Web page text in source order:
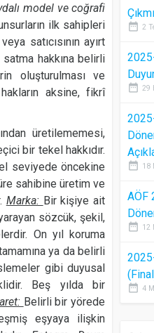
model ve coğrafi
ilk sahipleri
satıcısının ayırt
hakkına belirli
oluşturulması ve
aksine, fikrî
üretilememesi,
bir tekel hakkıdır.
seviyede öncekine
sahibine üretim ve
Marka: Bir kişiye ait
sözcük, şekil,
On yıl koruma
ya da belirli
gibi duyusal
Beş yılda bir
Belirli bir yörede
eşyaya ilişkin
date_range 2
date_range 29
date_range 18
AÖF
date_range 12
date_range 4